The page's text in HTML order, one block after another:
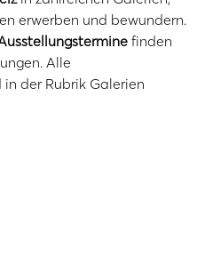
erwerben und bewundern.
finden
. Alle
in der Rubrik Galerien